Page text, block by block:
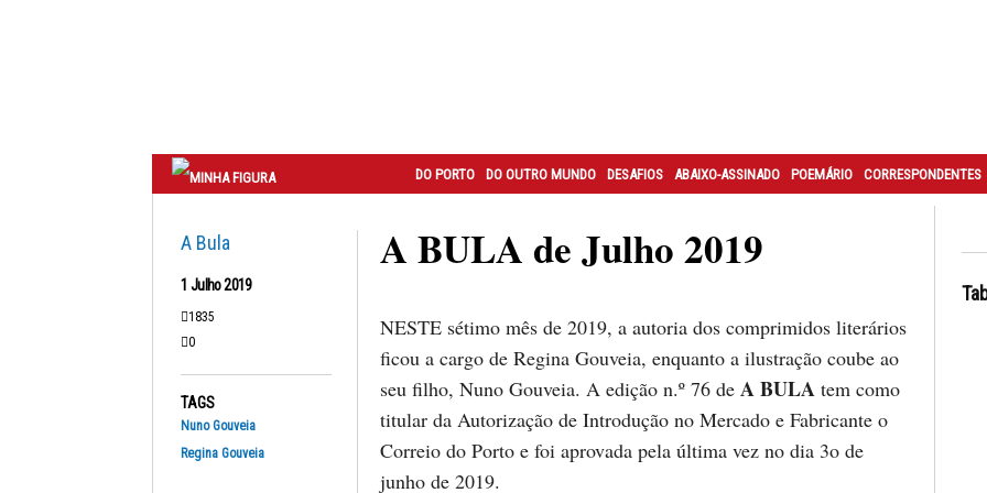
DO PORTO DO OUTRO MUNDO DESAFIOS ABAIXO-ASSINADO POEMÁRIO CORRESPONDENTES
A Bula
1 Julho 2019
1835
0
TAGS
Nuno Gouveia
Regina Gouveia
A BULA de Julho 2019
NESTE sétimo mês de 2019, a autoria dos comprimidos literários
ficou a cargo de Regina Gouveia, enquanto a ilustração coube ao
seu filho, Nuno Gouveia. A edição n.º 76 de A BULA tem como
titular da Autorização de Introdução no Mercado e Fabricante o
Correio do Porto e foi aprovada pela última vez no dia 3o de
junho de 2019.